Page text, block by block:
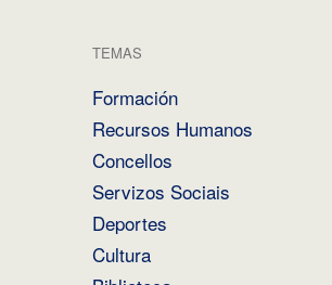
TEMAS
Formación
Recursos Humanos
Concellos
Servizos Sociais
Deportes
Cultura